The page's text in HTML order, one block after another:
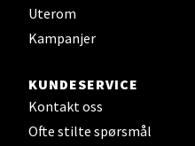
Uterom
Kampanjer
KUNDESERVICE
Kontakt oss
Ofte stilte spørsmål
Austbøvegen 16, 5542
Åpningstider ikke